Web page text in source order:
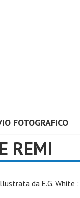
FOTOGRAFICO
REMI
da E.G. White :